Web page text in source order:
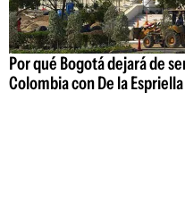
Por qué Bogotá dejará de
Colombia con De la